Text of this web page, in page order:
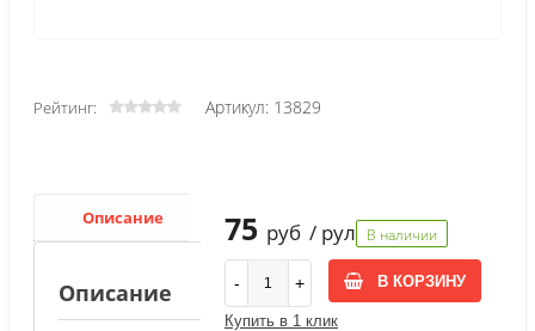
Рейтинг: Артикул: 13829
75 руб / рул В наличии
В КОРЗИНУ
Купить в 1 клик
Описание Характеристики
Описание